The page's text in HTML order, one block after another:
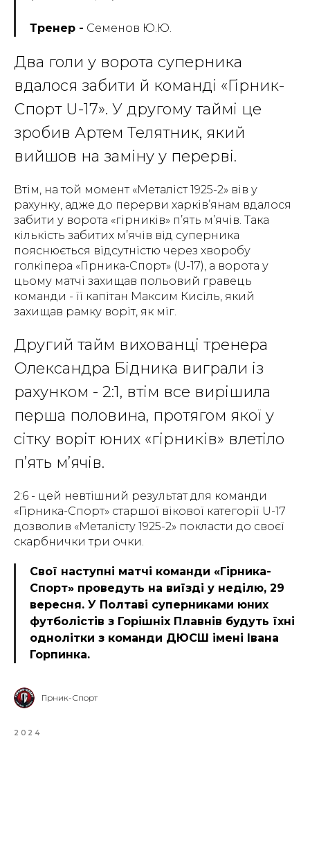
Тренер - Семенов Ю.Ю.
Два голи у ворота суперника
вдалося забити й команді «Гірник-
Спорт U-17». У другому таймі це
зробив Артем Телятник, який
вийшов на заміну у перерві.
Втім, на той момент «Металіст 1925-2» вів у
рахунку, адже до перерви харків’янам вдалося
забити у ворота «гірників» п’ять м’ячів. Така
кількість забитих м’ячів від суперника
пояснюється відсутністю через хворобу
голкіпера «Гірника-Спорт» (U-17), а ворота у
цьому матчі захищав польовий гравець
команди - її капітан Максим Кисіль, який
захищав рамку воріт, як міг.
Другий тайм вихованці тренера
Олександра Бідника виграли із
рахунком - 2:1, втім все вирішила
перша половина, протягом якої у
сітку воріт юних «гірників» влетіло
п’ять м’ячів.
2:6 - цей невтішний результат для команди
«Гірника-Спорт» старшої вікової категорії U-17
дозволив «Металісту 1925-2» покласти до своєї
скарбнички три очки.
Свої наступні матчі команди «Гірника-
Спорт» проведуть на виїзді у неділю, 29
вересня. У Полтаві суперниками юних
футболістів з Горішніх Плавнів будуть їхні
однолітки з команди ДЮСШ імені Івана
Горпинка.
Гірник-Спорт
2024